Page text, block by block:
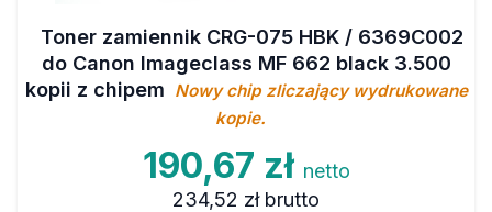
Toner zamiennik CRG-075 HBK / 6369C002
do Canon Imageclass MF 662 black 3.500
kopii z chipem Nowy chip zliczający wydrukowane
kopie.
190,67 zł netto
234,52 zł brutto